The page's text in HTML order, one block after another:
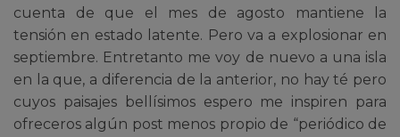
cuenta de que el mes de agosto mantiene la
tensión en estado latente. Pero va a explosionar en
septiembre. Entretanto me voy de nuevo a una isla
en la que, a diferencia de la anterior, no hay té pero
cuyos paisajes bellísimos espero me inspiren para
ofreceros algún post menos propio de “periódico de